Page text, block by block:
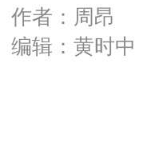
作者：周昂
编辑：黄时中